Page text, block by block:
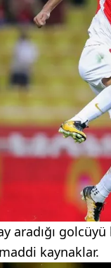
aradığı
kaynaklar.